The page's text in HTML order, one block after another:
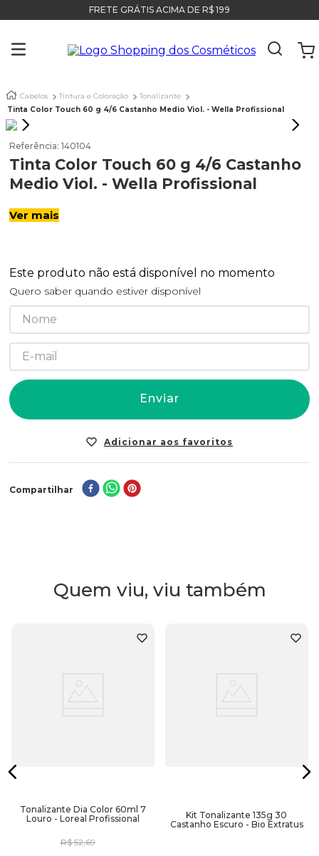
FRETE GRÁTIS ACIMA DE R$ 199
Cabelos Tintura e Coloração
Tonalizante
Tinta Color Touch 60 g 4/6 Castanho Medio Viol. - Wella Profissional
Referência: 140104
Tinta Color Touch 60 g 4/6 Castanho
Medio Viol. - Wella Profissional
Ver mais
Este produto não está disponível no momento
Quero saber quando estiver disponível
Enviar
Compartilhar
Quem viu, viu também
Tonalizante Dia Color 60ml 7
Louro - Loreal Profissional
R$ 52,69
Kit Tonalizante 135g 30
Castanho Escuro - Bio Extratus